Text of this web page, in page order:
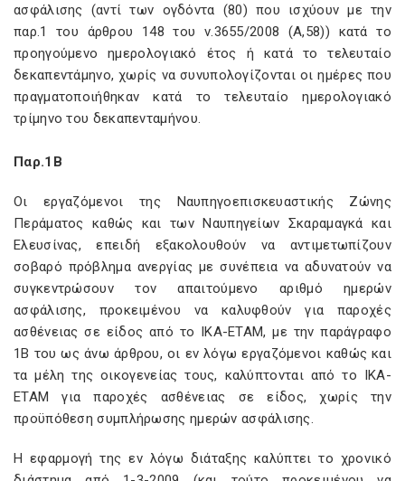
ασφάλισης (αντί των ογδόντα (80) που ισχύουν με την
παρ.1 του άρθρου 148 του ν.3655/2008 (Α,58)) κατά το
προηγούμενο ημερολογιακό έτος ή κατά το τελευταίο
δεκαπεντάμηνο, χωρίς να συνυπολογίζονται οι ημέρες που
πραγματοποιήθηκαν κατά το τελευταίο ημερολογιακό
τρίμηνο του δεκαπενταμήνου.
Παρ.1Β
Οι εργαζόμενοι της Ναυπηγοεπισκευαστικής Ζώνης
Περάματος καθώς και των Ναυπηγείων Σκαραμαγκά και
Ελευσίνας, επειδή εξακολουθούν να αντιμετωπίζουν
σοβαρό πρόβλημα ανεργίας με συνέπεια να αδυνατούν να
συγκεντρώσουν τον απαιτούμενο αριθμό ημερών
ασφάλισης, προκειμένου να καλυφθούν για παροχές
ασθένειας σε είδος από το ΙΚΑ-ΕΤΑΜ, με την παράγραφο
1Β του ως άνω άρθρου, οι εν λόγω εργαζόμενοι καθώς και
τα μέλη της οικογενείας τους, καλύπτονται από το ΙΚΑ-
ΕΤΑΜ για παροχές ασθένειας σε είδος, χωρίς την
προϋπόθεση συμπλήρωσης ημερών ασφάλισης.
Η εφαρμογή της εν λόγω διάταξης καλύπτει το χρονικό